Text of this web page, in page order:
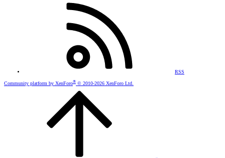
RSS
Community platform by XenForo® © 2010-2026 XenForo Ltd.